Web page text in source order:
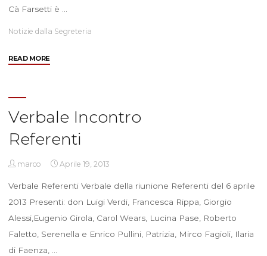
Cà Farsetti è …
Notizie dalla Segreteria
READ MORE"Audio
Presentazione
del
Bilancio
Sostenibilità
Cà
Farsetti/15
Aprile
Verbale Incontro
Referenti
marco Aprile 19, 2013
Verbale Referenti Verbale della riunione Referenti del 6 aprile
2013 Presenti: don Luigi Verdi, Francesca Rippa, Giorgio
Alessi,Eugenio Girola, Carol Wears, Lucina Pase, Roberto
Faletto, Serenella e Enrico Pullini, Patrizia, Mirco Fagioli, Ilaria
di Faenza, …